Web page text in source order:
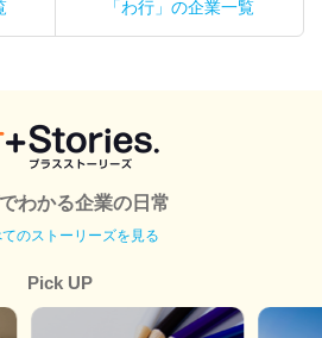
「わ行」の企業一覧
わかる企業の日常
のストーリーズを見る
Pick UP